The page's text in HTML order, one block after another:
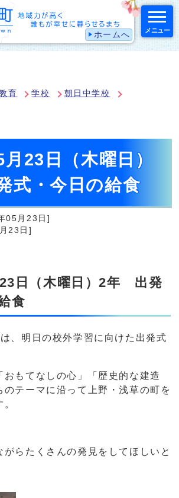
ホームへ メニュー
育 学校 朝日中学校
23日（木曜日）
式・今日の給食
05月23日]
23日]
日（木曜日）2年 出発
食
、明日の校外学習に向けた出発式
おもてなしの心」「歴史的な建造
のテーマに沿って上野・浅草の町を
がらたくさんの発見をしてほしいと